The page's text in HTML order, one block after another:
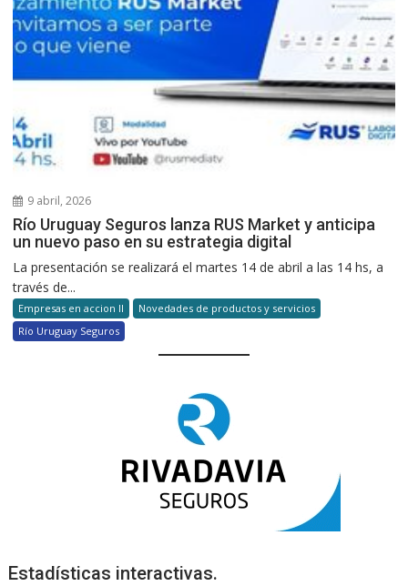
9 abril, 2026
Río Uruguay Seguros lanza RUS Market y anticipa
un nuevo paso en su estrategia digital
La presentación se realizará el martes 14 de abril a las 14 hs, a
través de...
Empresas en accion II
Novedades de productos y servicios
Río Uruguay Seguros
Estadísticas interactivas.